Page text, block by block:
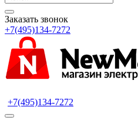
Заказать звонок
+7(495)134-7272
+7(495)134-7272